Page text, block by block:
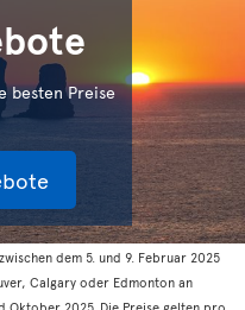
besten Preise
dem 5. und 9. Februar 2025
Calgary oder Edmonton an